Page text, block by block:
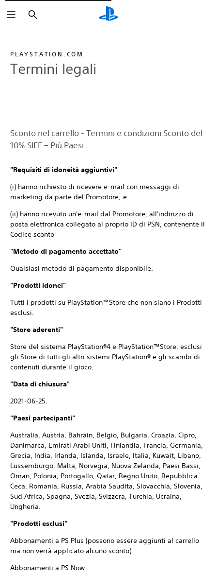
Cerca
PLAYSTATION.COM
Termini legali
Sconto nel carrello - Termini e condizioni Sconto del
10% SIEE – Più Paesi
"Requisiti di idoneità aggiuntivi"
(i) hanno richiesto di ricevere e-mail con messaggi di
marketing da parte del Promotore; e
(ii) hanno ricevuto un'e-mail dal Promotore, all'indirizzo di
posta elettronica collegato al proprio ID di PSN, contenente il
Codice sconto
"Metodo di pagamento accettato"
Qualsiasi metodo di pagamento disponibile.
"Prodotti idonei"
Tutti i prodotti su PlayStation™Store che non siano i Prodotti
esclusi.
"Store aderenti"
Store del sistema PlayStation®4 e PlayStation™Store, esclusi
gli Store di tutti gli altri sistemi PlayStation® e gli scambi di
contenuti durante il gioco.
"Data di chiusura"
2021-06-25.
"Paesi partecipanti"
Australia, Austria, Bahrain, Belgio, Bulgaria, Croazia, Cipro,
Danimarca, Emirati Arabi Uniti, Finlandia, Francia, Germania,
Grecia, India, Irlanda, Islanda, Israele, Italia, Kuwait, Libano,
Lussemburgo, Malta, Norvegia, Nuova Zelanda, Paesi Bassi,
Oman, Polonia, Portogallo, Qatar, Regno Unito, Repubblica
Ceca, Romania, Russia, Arabia Saudita, Slovacchia, Slovenia,
Sud Africa, Spagna, Svezia, Svizzera, Turchia, Ucraina,
Ungheria.
"Prodotti esclusi"
Abbonamenti a PS Plus (possono essere aggiunti al carrello
ma non verrà applicato alcuno sconto)
Abbonamenti a PS Now